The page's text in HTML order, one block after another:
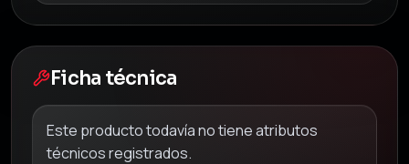
Ficha técnica
Este producto todavía no tiene atributos
técnicos registrados.